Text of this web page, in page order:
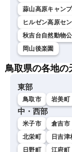
蒜山高原キャン
ヒルゼン高原セ
秋吉台自然動物
岡山後楽園
鳥取県の各地の
東部
鳥取市 岩美町
中・西部
米子市 倉吉市
北栄町
日吉津
日野町
江府町